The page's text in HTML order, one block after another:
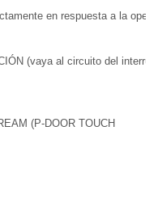
en respuesta a la
(vaya al circuito del
(P-DOOR TOUCH